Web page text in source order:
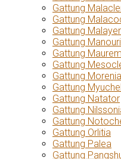
Gattung
Gattung
Gattung
Gattung
Gattung
Gattung
Gattung
Gattung
Gattung Natator
Gattung
Gattung
Gattung Orlitia
Gattung Palea
Gattung